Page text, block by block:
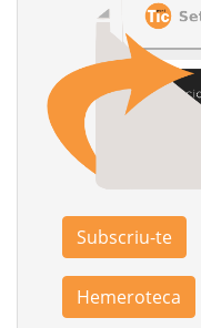
Subscriu-te
Hemeroteca